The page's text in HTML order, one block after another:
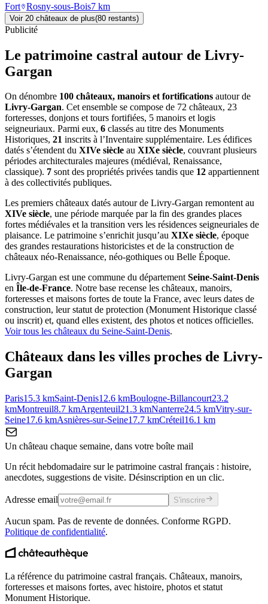
Fort Rosny-sous-Bois7 km
Voir 20 châteaux de plus(80 restants)
Publicité
Le patrimoine castral autour de Livry-
Gargan
On dénombre 100 châteaux, manoirs et fortifications autour de
Livry-Gargan. Cet ensemble se compose de 72 châteaux, 23
forteresses, donjons et tours fortifiées, 5 manoirs et logis
seigneuriaux. Parmi eux, 6 classés au titre des Monuments
Historiques, 21 inscrits à l’Inventaire supplémentaire. Les édifices
datés s’étendent du XIVe siècle au XIXe siècle, couvrant plusieurs
périodes architecturales majeures (médiéval, Renaissance,
classique). 7 sont des propriétés privées tandis que 12 appartiennent
à des collectivités publiques.
Les premiers châteaux datés autour de Livry-Gargan remontent au
XIVe siècle, une période marquée par la fin des grandes places
fortes médiévales et la transition vers les résidences seigneuriales de
plaisance. Le patrimoine s’enrichit jusqu’au XIXe siècle, époque
des grandes restaurations historicistes et de la construction de
châteaux néo-Renaissance, néo-gothiques ou Belle Époque.
Livry-Gargan est une commune du départementSeine-Saint-Denis
en Île-de-France. Notre base recense les châteaux, manoirs,
forteresses et maisons fortes de toute la France, avec leurs dates de
construction, leur statut de protection (Monument Historique classé
ou inscrit) et, quand elles existent, des photos et notices officielles.
Voir tous les châteaux du Seine-Saint-Denis.
Châteaux dans les villes proches de Livry-
Gargan
Paris15.3 kmSaint-Denis12.6 kmBoulogne-Billancourt23.2
kmMontreuil8.7 kmArgenteuil21.3 kmNanterre24.5 kmVitry-sur-
Seine17.6 kmAsnières-sur-Seine17.7 kmCréteil16.1 km
Un château chaque semaine, dans votre boîte mail
Un récit hebdomadaire sur le patrimoine castral français : histoire,
anecdotes, suggestions de visite. Désinscription en un clic.
Adresse email S'inscrire
Aucun spam. Pas de revente de données. Conforme RGPD.
Politique de confidentialité.
La référence du patrimoine castral français. Châteaux, manoirs,
forteresses et maisons fortes, avec histoire, photos et statut
Monument Historique.